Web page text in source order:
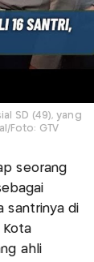
SD (49), yang
Foto: GTV
seorang
santrinya di
Kota
ahli